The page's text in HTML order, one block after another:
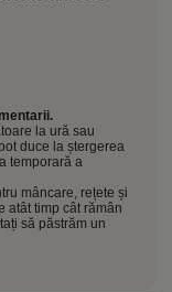
la ură sau
duce la ștergerea
temporară a
mâncare, rețete și
atât timp cât rămân
să păstrăm un